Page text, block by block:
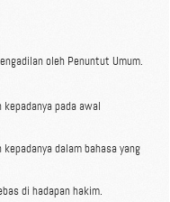
oleh Penuntut Umum.
pada awal
dalam bahasa yang
di hadapan hakim.